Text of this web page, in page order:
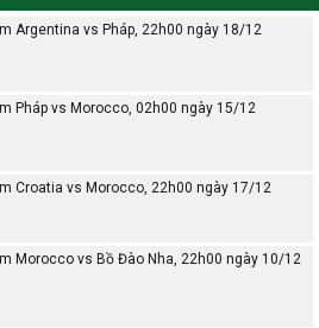
Argentina vs Pháp, 22h00 ngày 18/12
Pháp vs Morocco, 02h00 ngày 15/12
Croatia vs Morocco, 22h00 ngày 17/12
Morocco vs Bồ Đào Nha, 22h00 ngày 10/12